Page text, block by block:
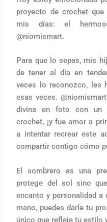
proyecto de crochet
mis días: el
@niomismart.
Para que lo sepas, mis
de tener al día en
veces lo reconozco, les
esas veces.
divina en foto con un
crochet, ¡y fue amor a
a intentar recrear este
compartir contigo cómo
El sombrero es una
protege del sol sino
encanto y personalidad
mano, puedes darle tu
único que refleje tu estilo